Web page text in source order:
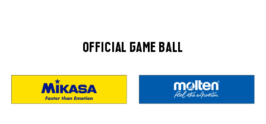
OFFICIAL GAME BALL